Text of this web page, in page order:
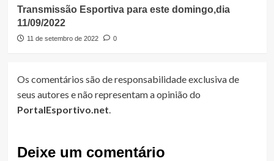
Transmissão Esportiva para este domingo,dia
11/09/2022
11 de setembro de 2022 0
Os comentários são de responsabilidade exclusiva de
seus autores e não representam a opinião do
PortalEsportivo.net.
Deixe um comentário